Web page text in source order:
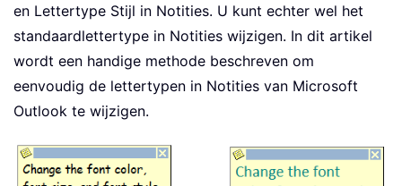
en Lettertype Stijl in Notities. U kunt echter wel het
standaardlettertype in Notities wijzigen. In dit artikel
wordt een handige methode beschreven om
eenvoudig de lettertypen in Notities van Microsoft
Outlook te wijzigen.